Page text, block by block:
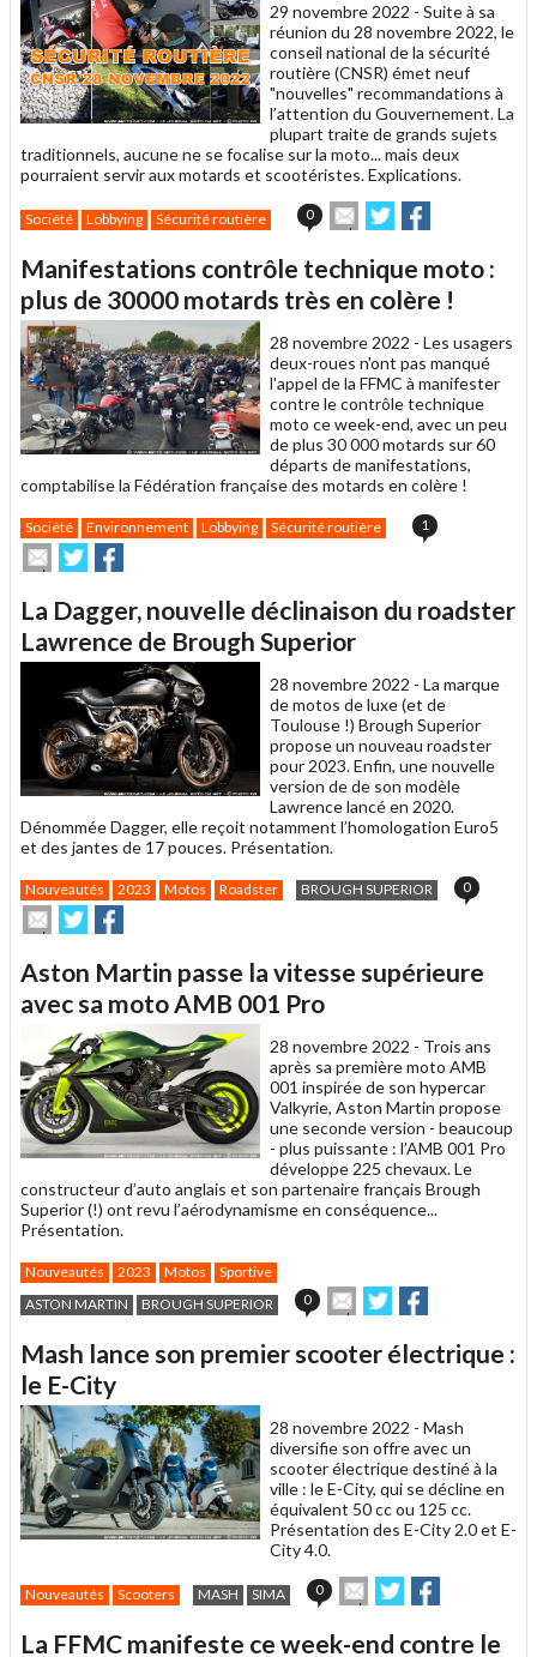
29 novembre 2022 - Suite à sa
réunion du 28 novembre 2022, le
conseil national de la sécurité
routière (CNSR) émet neuf
"nouvelles" recommandations à
l’attention du Gouvernement. La
plupart traite de grands sujets
traditionnels, aucune ne se focalise sur la moto... mais deux
pourraient servir aux motards et scootéristes. Explications.
Société Lobbying Sécurité routière 0
Envoyer
cet
à
un
ami
Partager
sur sur
Manifestations contrôle technique moto :
plus de 30000 motards très en colère !
28 novembre 2022 - Les usagers
deux-roues n'ont pas manqué
l'appel de la FFMC à manifester
contre le contrôle technique
moto ce week-end, avec un peu
de plus 30 000 motards sur 60
départs de manifestations,
comptabilise la Fédération française des motards en colère !
Société Environnement Lobbying Sécurité routière 1
Envoyer
cet
à
un
ami
Partager
sur
sur
La Dagger, nouvelle déclinaison du roadster
Lawrence de Brough Superior
28 novembre 2022 - La marque
de motos de luxe (et de
Toulouse !) Brough Superior
propose un nouveau roadster
pour 2023. Enfin, une nouvelle
version de de son modèle
Lawrence lancé en 2020.
Dénommée Dagger, elle reçoit notamment l’homologation Euro5
et des jantes de 17 pouces. Présentation.
Nouveautés 2023 Motos Roadster BROUGH SUPERIOR 0
Envoyer
cet
à
un
ami
Partager
sur
sur
Aston Martin passe la vitesse supérieure
avec sa moto AMB 001 Pro
28 novembre 2022 - Trois ans
après sa première moto AMB
001 inspirée de son hypercar
Valkyrie, Aston Martin propose
une seconde version - beaucoup
- plus puissante : l’AMB 001 Pro
développe 225 chevaux. Le
constructeur d’auto anglais et son partenaire français Brough
Superior (!) ont revu l’aérodynamisme en conséquence...
Présentation.
Nouveautés 2023 Motos
Sportive
ASTON MARTIN
BROUGH SUPERIOR 0
Envoyer
cet
à
Partager
sur sur
Mash lance son premier scooter électrique :
le E-City
28 novembre 2022 - Mash
diversifie son offre avec un
scooter électrique destiné à la
ville : le E-City, qui se décline en
équivalent 50 cc ou 125 cc.
Présentation des E-City 2.0 et E-
City 4.0.
Nouveautés Scooters MASH SIMA 0
Envoyer
cet
à
Partager
sur sur
La FFMC manifeste ce week-end contre le